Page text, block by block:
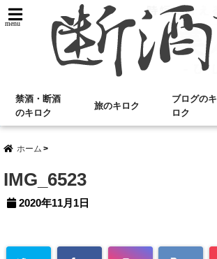
menu
禁酒・断酒
のキロク
旅のキロク
ブログのキ
ロク
ホーム
IMG_6523
2020年11月1日